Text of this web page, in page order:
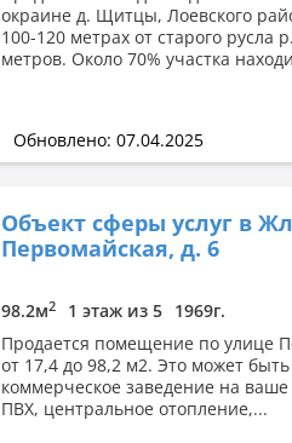
окраине д. Щитцы, Лоевского
100-120 метрах от старого
метров. Около 70% участка
Обновлено: 07.04.2025
Объект сферы услуг в
Первомайская, д. 6
98.2м2 1 этаж из 5 1969г.
Продается помещение по улице
от 17,4 до 98,2 м2. Это может
коммерческое заведение на
ПВХ, центральное отопление,...